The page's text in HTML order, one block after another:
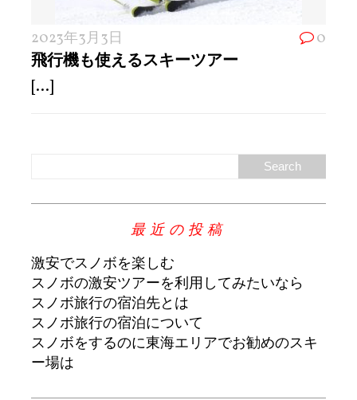
2023年3月3日 0
飛行機も使えるスキーツアー
[...]
最近の投稿
激安でスノボを楽しむ
スノボの激安ツアーを利用してみたいなら
スノボ旅行の宿泊先とは
スノボ旅行の宿泊について
スノボをするのに東海エリアでお勧めのスキ
ー場は